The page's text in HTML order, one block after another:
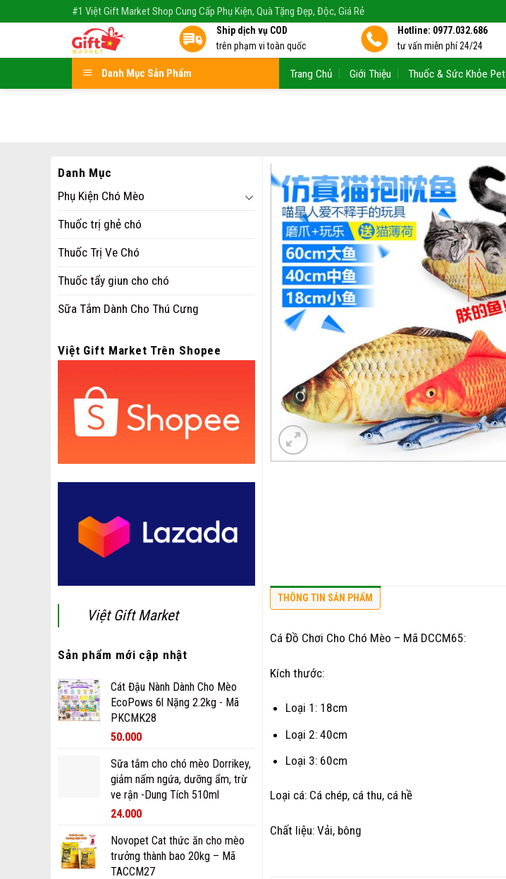
#1 Việt Gift Market Shop Cung Cấp Phụ Kiện, Quà Tặng Đẹp, Độc, Giá Rẻ
Ship dịch vụ COD
trên phạm vi toàn quốc
Hotline: 0977.032.686
tư vấn miễn phí 24/24
Danh Mục Sản Phẩm Trang Chủ Giới Thiệu Thuốc & Sức Khỏe Pet
Danh Mục
Phụ Kiện Chó Mèo
Thuốc trị ghẻ chó
Thuốc Trị Ve Chó
Thuốc tẩy giun cho chó
Sữa Tắm Dành Cho Thú Cưng
Việt Gift Market Trên Shopee
Việt Gift Market
Sản phẩm mới cập nhật
Cát Đậu Nành Dành Cho Mèo
EcoPows 6l Nặng 2.2kg - Mã
PKCMK28
50.000
Sữa tắm cho chó mèo Dorrikey,
giảm nấm ngứa, dưỡng ẩm, trừ
ve rận -Dung Tích 510ml
24.000
Novopet Cat thức ăn cho mèo
trưởng thành bao 20kg – Mã
TACCM27
THÔNG TIN SẢN PHẨM
Cá Đồ Chơi Cho Chó Mèo – Mã DCCM65:
Kích thước:
Loại 1: 18cm
Loại 2: 40cm
Loại 3: 60cm
Loại cá: Cá chép, cá thu, cá hề
Chất liệu: Vải, bông